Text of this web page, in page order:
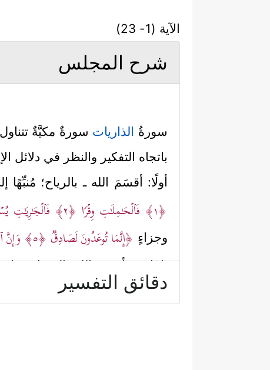
الآية (1- 23)
شرح المجلس
سورةُ الذاريات سورةٌ مكيَّةٌ تتناول
باتجاه التفكير والنظر في دلائل
أولًا: أقسَمَ الله ـ بالرياح؛
﴿١﴾
فَٱلۡحَـٰمِلَـٰتِ وِقۡرࣰا ﴿٢﴾ فَٱلۡجَـٰرِیَـٰتِ
وجزاءٍ ﴿إِنَّمَا تُوعَدُونَ لَصَادِقࣱ ﴿٥﴾ وَإِنَّ
ثانيًا: ثم أقسَمَ الله بالسماء
جوابُ القَسَم، فكان ما عليه
دقائق التفسير